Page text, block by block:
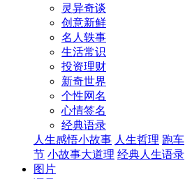
灵异奇谈
创意新鲜
名人轶事
生活常识
投资理财
新奇世界
个性网名
心情签名
经典语录
人生感悟小故事 人生哲理 跑车
节 小故事大道理 经典人生语录
图片